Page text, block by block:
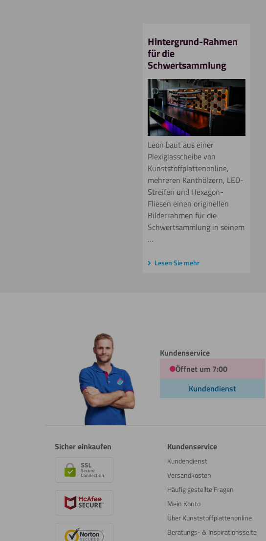
Hintergrund-Rahmen
für die
Schwertsammlung
Leon baut aus einer
Plexiglasscheibe von
Kunststoffplattenonline,
mehreren Kanthölzern, LED-
Streifen und Hexagon-
Fliesen einen originellen
Bilderrahmen für die
Schwertsammlung in seinem
…
Lesen Sie mehr
Kundenservice
Öffnet um 7:00
Kundendienst
Sicher einkaufen Kundenservice
Kundendienst
Versandkosten
Häufig gestellte Fragen
Mein Konto
Über Kunststoffplattenonline
Beratungs- & Inspirationsseite